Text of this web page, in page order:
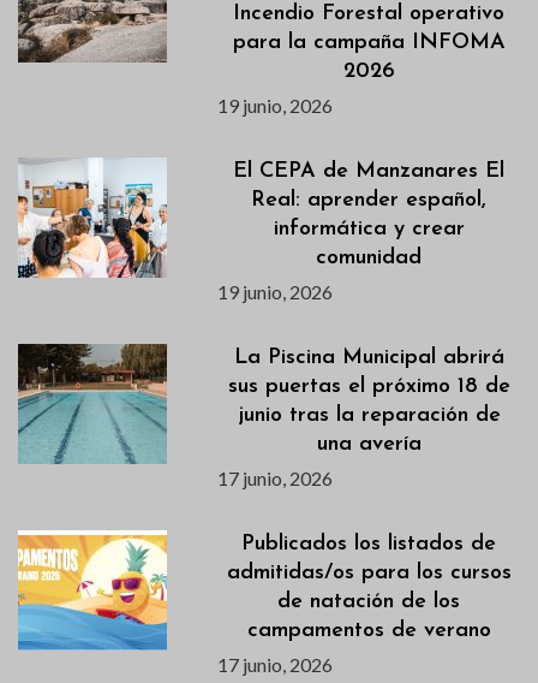
Incendio Forestal operativo
para la campaña INFOMA
2026
19 junio, 2026
El CEPA de Manzanares El
Real: aprender español,
informática y crear
comunidad
19 junio, 2026
La Piscina Municipal abrirá
sus puertas el próximo 18 de
junio tras la reparación de
una avería
17 junio, 2026
Publicados los listados de
admitidas/os para los cursos
de natación de los
campamentos de verano
17 junio, 2026